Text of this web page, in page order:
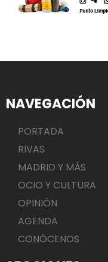
NAVEGACIÓN
PORTADA
RIVAS
MADRID Y MÁS
OCIO Y CULTURA
OPINIÓN
AGENDA
CONÓCENOS